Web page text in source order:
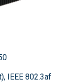
IEEE 802.3af